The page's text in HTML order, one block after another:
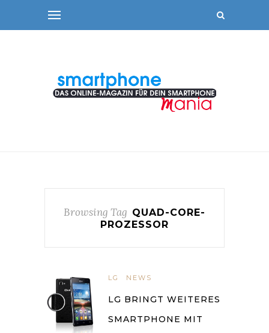
Browsing Tag QUAD-CORE-
PROZESSOR
LG NEWS
LG BRINGT WEITERES
SMARTPHONE MIT